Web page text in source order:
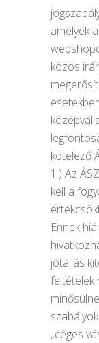
amelyek
közös
kötelező
1.) Az
kell a
Ennek
jótállás
feltételek
„céges